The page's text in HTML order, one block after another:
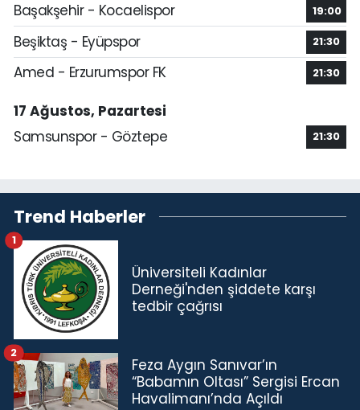
Başakşehir - Kocaelispor
19:00
Beşiktaş - Eyüpspor 21:30
Amed - Erzurumspor FK 21:30
17 Ağustos, Pazartesi
Samsunspor - Göztepe
21:30
Trend Haberler
Üniversiteli Kadınlar
Derneği'nden şiddete karşı
tedbir çağrısı
1
Feza Aygın Sanıvar’ın
“Babamın Oltası” Sergisi Ercan
Havalimanı’nda Açıldı
2